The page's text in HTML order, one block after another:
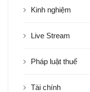
Kinh nghiệm
Live Stream
Pháp luật thuế
Tài chính